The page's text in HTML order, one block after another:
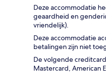
Deze accommodatie
geaardheid en
vriendelijk).
Deze accommodatie
betalingen zijn niet
De volgende
Mastercard, American